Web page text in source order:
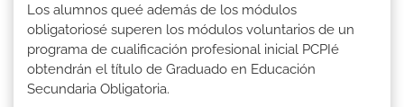
Los alumnos queé además de los módulos
obligatoriosé superen los módulos voluntarios de un
programa de cualificación profesional inicial PCPIé
obtendrán el título de Graduado en Educación
Secundaria Obligatoria.